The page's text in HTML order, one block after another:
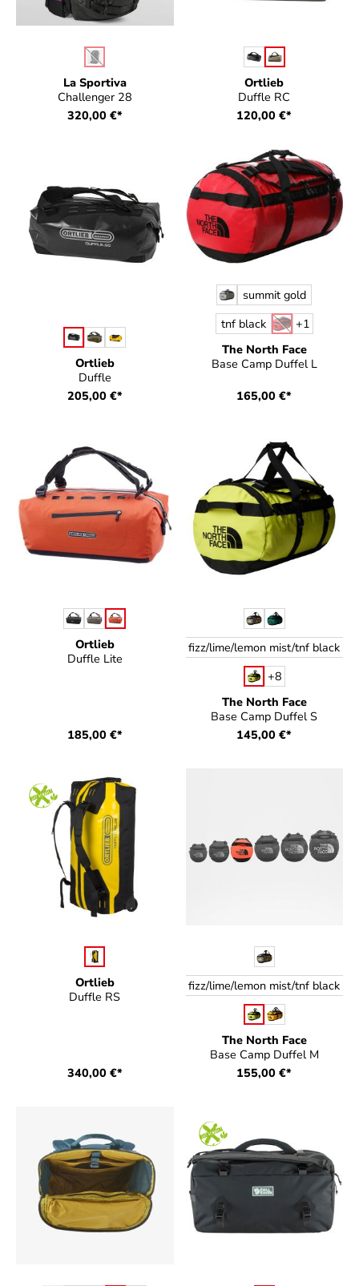
La Sportiva
Challenger 28
Farbeauswählen
(Diese Option ist zurzeit nicht verfügbar.)
320,00 €*
Ortlieb
Duffle RC
Farbeauswählen
120,00 €*
Ortlieb
Duffle
Farbeauswählen
205,00 €*
The North Face
Base Camp Duffel L
Farbe auswählen
summit gold
tnf black
(Diese Option
+1
165,00 €*
Ortlieb
Duffle Lite
Farbeauswählen
185,00 €*
The North Face
Base Camp Duffel S
auswählen
fizz/lime/lemon mist/tnf black
+8
145,00 €*
Ortlieb
Duffle RS
Farbe
340,00 €*
The North Face
Base Camp Duffel M
auswählen
fizz/lime/lemon mist/tnf black
155,00 €*